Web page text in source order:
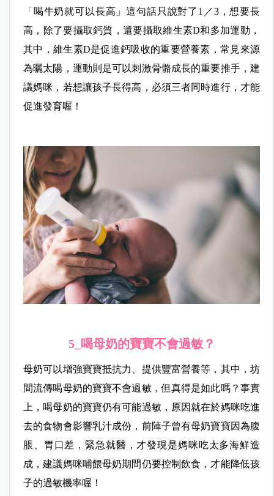
「喝牛奶就可以長高」這句話只說對了1／3，想要長
高，除了要攝取鈣質，還要攝取維生素D和多加運動，
其中，維生素D是促進鈣吸收的重要營養素，常見來源
為曬太陽，運動則是可以刺激骨骼成長的重要推手，建
議媽咪，若想讓孩子長得高，必須三者同時進行，才能
促進發育喔！
5_喝母奶的寶寶不會過敏？
母奶可以增強寶寶抵抗力、提供豐富營養等，其中，坊
間流傳喝母奶的寶寶不會過敏，但真得是如此嗎？事實
上，喝母奶的寶寶仍有可能過敏，原因就在於媽咪吃進
去的食物會影響乳汁成份，前陣子曾有母奶寶寶因為腹
脹、胃口差，緊急就醫，才發現是媽咪吃太多海鮮造
成，建議媽咪哺餵母奶期間仍要控制飲食，才能降低孩
子的過敏機率喔！